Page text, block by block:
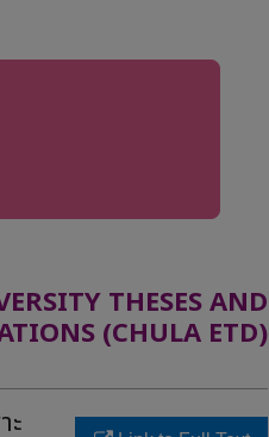
THESES AND
(CHULA ETD)